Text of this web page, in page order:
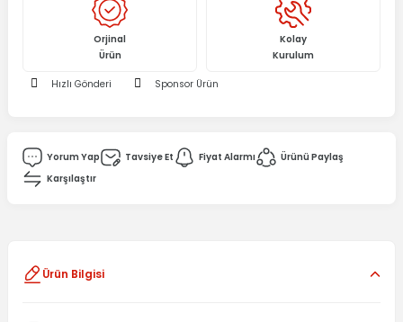
Orjinal
Ürün
Kolay
Kurulum
Hızlı Gönderi Sponsor Ürün
Yorum Yap Tavsiye Et Fiyat Alarmı
Ürünü Paylaş
Karşılaştır
Ürün Bilgisi